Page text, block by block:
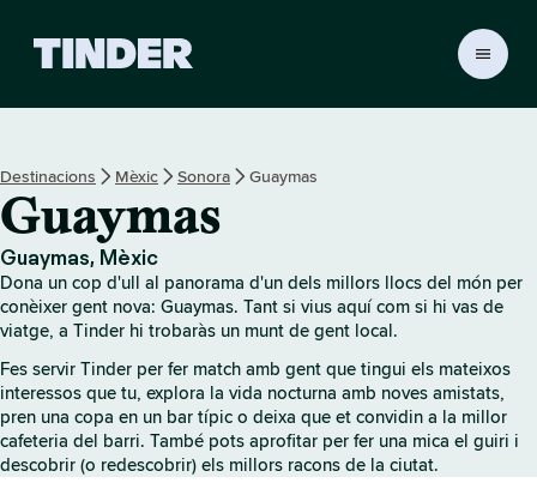
r
n
c
i
Destinacions Mèxic Sonora Guaymas
Guaymas
Guaymas, Mèxic
Dona un cop d'ull al panorama d'un dels millors llocs del món per
conèixer gent nova: Guaymas. Tant si vius aquí com si hi vas de
viatge, a Tinder hi trobaràs un munt de gent local.
Fes servir Tinder per fer match amb gent que tingui els mateixos
interessos que tu, explora la vida nocturna amb noves amistats,
pren una copa en un bar típic o deixa que et convidin a la millor
cafeteria del barri. També pots aprofitar per fer una mica el guiri i
descobrir (o redescobrir) els millors racons de la ciutat.